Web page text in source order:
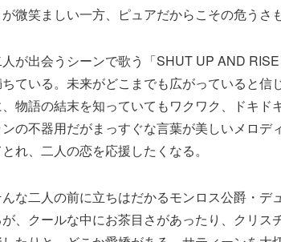
が微笑ましい一方、ピュアだからこその危うさ
が出会うシーンで歌う「SHUT UP AND
ている。未来がどこまでも広がっていると
物語の結末を知っていてもワクワク、ドキ
ンの不器用だがまっすぐな言葉が美しいメロ
れ、二人の恋を応援したくなる。
な二人の前に立ちはだかるモンロス公爵・
が、クールな中にお茶目さがあったり、クリ